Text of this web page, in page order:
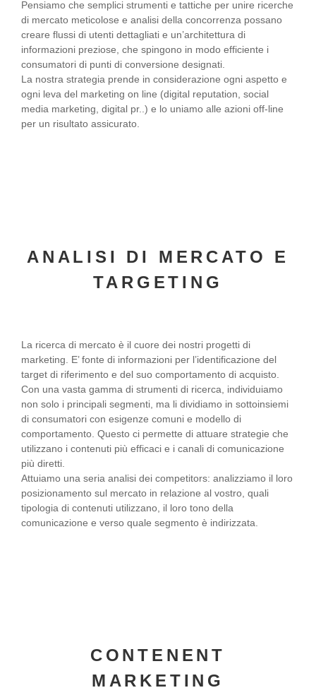
Pensiamo che semplici strumenti e tattiche per unire ricerche
di mercato meticolose e analisi della concorrenza possano
creare flussi di utenti dettagliati e un’architettura di
informazioni preziose, che spingono in modo efficiente i
consumatori di punti di conversione designati.
La nostra strategia prende in considerazione ogni aspetto e
ogni leva del marketing on line (digital reputation, social
media marketing, digital pr..) e lo uniamo alle azioni off-line
per un risultato assicurato.
ANALISI DI MERCATO E
TARGETING
La ricerca di mercato è il cuore dei nostri progetti di
marketing. E’ fonte di informazioni per l’identificazione del
target di riferimento e del suo comportamento di acquisto.
Con una vasta gamma di strumenti di ricerca, individuiamo
non solo i principali segmenti, ma li dividiamo in sottoinsiemi
di consumatori con esigenze comuni e modello di
comportamento. Questo ci permette di attuare strategie che
utilizzano i contenuti più efficaci e i canali di comunicazione
più diretti.
Attuiamo una seria analisi dei competitors: analizziamo il loro
posizionamento sul mercato in relazione al vostro, quali
tipologia di contenuti utilizzano, il loro tono della
comunicazione e verso quale segmento è indirizzata.
CONTENENT
MARKETING